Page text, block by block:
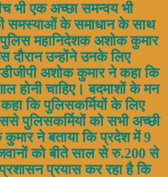
भी एक अच्छा समन्वय भी
समस्याओं के समाधान के साथ
महानिदेशक अशोक कुमार
दौरान उन्होंने उनके लिए
अशोक कुमार ने कहा कि
होनी चाहिए। बदमाशों के मन
कि पुलिसकर्मियों के लिए
पुलिसकर्मियों को सभी अच्छी
ने बताया कि प्रदेश में 9
को बीते साल से रु.200 से
प्रयास कर रहा है कि